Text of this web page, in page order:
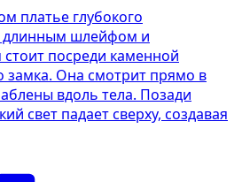
платье глубокого
длинным шлейфом и
посреди каменной
замка. Она смотрит прямо в
вдоль тела. Позади
свет падает сверху, создавая